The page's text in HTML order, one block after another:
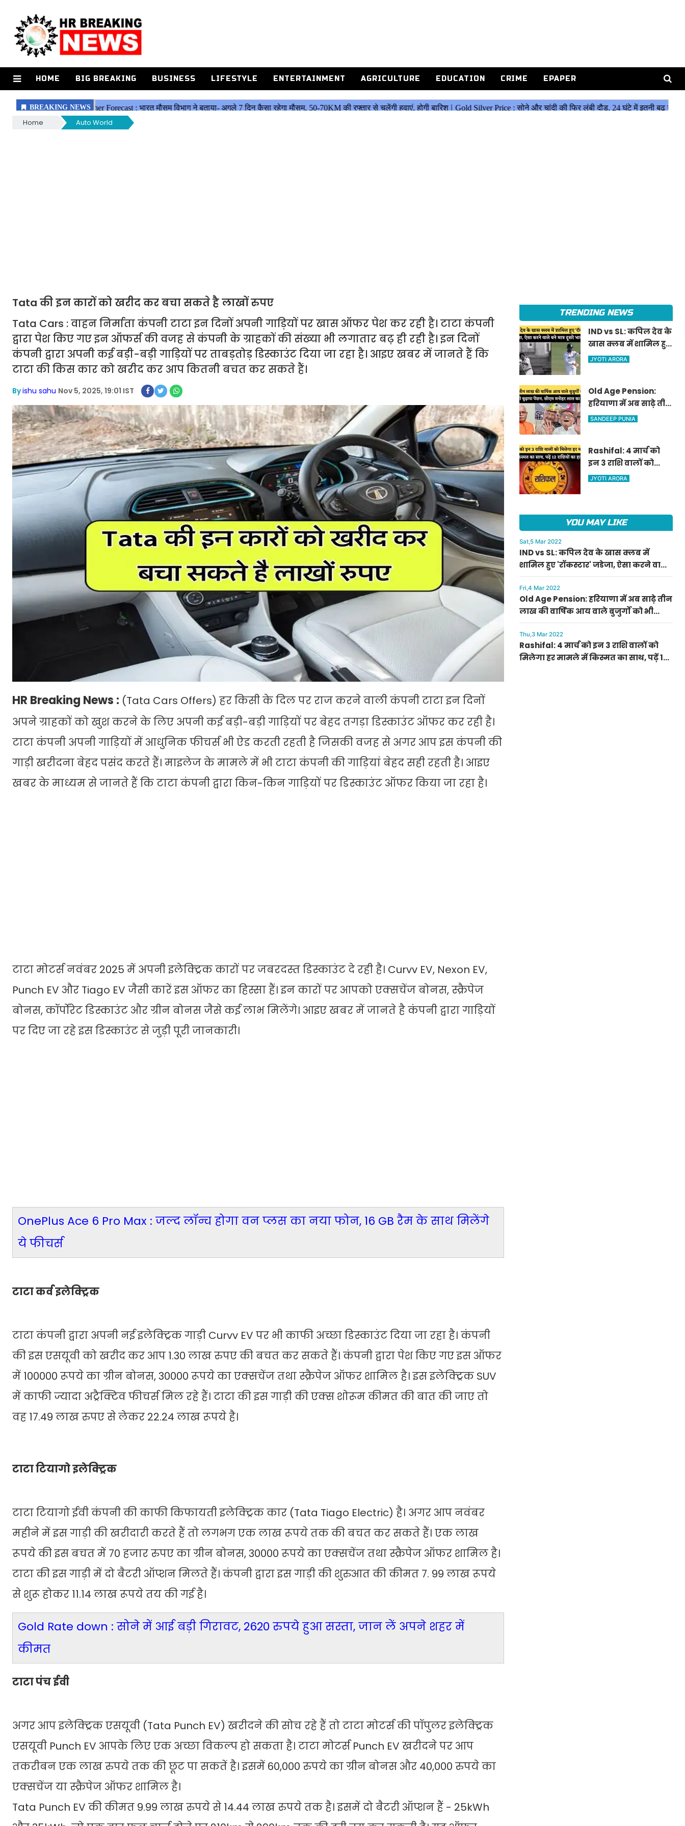
HOME BIG BREAKING BUSINESS LIFESTYLE ENTERTAINMENT AGRICULTURE EDUCATION CRIME EPAPER
Home Auto World
Tata की इन कारों को खरीद कर बचा सकते है लाखों रुपए
Tata Cars : वाहन निर्माता कंपनी टाटा इन दिनों अपनी गाड़ियों पर खास ऑफर पेश कर रही है। टाटा कंपनी
द्वारा पेश किए गए इन ऑफर्स की वजह से कंपनी के ग्राहकों की संख्या भी लगातार बढ़ ही रही है। इन दिनों
कंपनी द्वारा अपनी कई बड़ी-बड़ी गाड़ियों पर ताबड़तोड़ डिस्काउंट दिया जा रहा है। आइए खबर में जानते हैं कि
टाटा की किस कार को खरीद कर आप कितनी बचत कर सकते हैं।
Byishu sahu Nov 5, 2025, 19:01 IST
HR Breaking News : (Tata Cars Offers) हर किसी के दिल पर राज करने वाली कंपनी टाटा इन दिनों
अपने ग्राहकों को खुश करने के लिए अपनी कई बड़ी-बड़ी गाड़ियों पर बेहद तगड़ा डिस्काउंट ऑफर कर रही है।
टाटा कंपनी अपनी गाड़ियों में आधुनिक फीचर्स भी ऐड करती रहती है जिसकी वजह से अगर आप इस कंपनी की
गाड़ी खरीदना बेहद पसंद करते हैं। माइलेज के मामले में भी टाटा कंपनी की गाड़ियां बेहद सही रहती है। आइए
खबर के माध्यम से जानते हैं कि टाटा कंपनी द्वारा किन-किन गाड़ियों पर डिस्काउंट ऑफर किया जा रहा है।
टाटा मोटर्स नवंबर 2025 में अपनी इलेक्ट्रिक कारों पर जबरदस्त डिस्काउंट दे रही है। Curvv EV, Nexon EV,
Punch EV और Tiago EV जैसी कारें इस ऑफर का हिस्सा हैं। इन कारों पर आपको एक्सचेंज बोनस, स्क्रैपेज
बोनस, कॉर्पोरेट डिस्काउंट और ग्रीन बोनस जैसे कई लाभ मिलेंगे। आइए खबर में जानते है कंपनी द्वारा गाड़ियों
पर दिए जा रहे इस डिस्काउंट से जुड़ी पूरी जानकारी।
OnePlus Ace 6 Pro Max : जल्द लॉन्च होगा वन प्लस का नया फोन, 16 GB रैम के साथ मिलेंगे
ये फीचर्स
टाटा कर्व इलेक्ट्रिक
टाटा कंपनी द्वारा अपनी नई इलेक्ट्रिक गाड़ी Curvv EV पर भी काफी अच्छा डिस्काउंट दिया जा रहा है। कंपनी
की इस एसयूवी को खरीद कर आप 1.30 लाख रुपए की बचत कर सकते हैं। कंपनी द्वारा पेश किए गए इस ऑफर
में 100000 रूपये का ग्रीन बोनस, 30000 रूपये का एक्सचेंज तथा स्क्रैपेज ऑफर शामिल है। इस इलेक्ट्रिक SUV
में काफी ज्यादा अट्रैक्टिव फीचर्स मिल रहे हैं। टाटा की इस गाड़ी की एक्स शोरूम कीमत की बात की जाए तो
वह 17.49 लाख रुपए से लेकर 22.24 लाख रूपये है।
टाटा टियागो इलेक्ट्रिक
टाटा टियागो ईवी कंपनी की काफी किफायती इलेक्ट्रिक कार (Tata Tiago Electric) है। अगर आप नवंबर
महीने में इस गाड़ी की खरीदारी करते हैं तो लगभग एक लाख रूपये तक की बचत कर सकते हैं। एक लाख
रूपये की इस बचत में 70 हजार रुपए का ग्रीन बोनस, 30000 रूपये का एक्सचेंज तथा स्क्रैपेज ऑफर शामिल है।
टाटा की इस गाड़ी में दो बैटरी ऑप्शन मिलते हैं। कंपनी द्वारा इस गाड़ी की शुरुआत की कीमत 7. 99 लाख रूपये
से शुरू होकर 11.14 लाख रूपये तय की गई है।
Gold Rate down : सोने में आई बड़ी गिरावट, 2620 रुपये हुआ सस्ता, जान लें अपने शहर में
कीमत
टाटा पंच ईवी
अगर आप इलेक्ट्रिक एसयूवी (Tata Punch EV) खरीदने की सोच रहे हैं तो टाटा मोटर्स की पॉपुलर इलेक्ट्रिक
एसयूवी Punch EV आपके लिए एक अच्छा विकल्प हो सकता है। टाटा मोटर्स Punch EV खरीदने पर आप
तकरीबन एक लाख रुपये तक की छूट पा सकतें है। इसमें 60,000 रुपये का ग्रीन बोनस और 40,000 रुपये का
एक्सचेंज या स्क्रैपेज ऑफर शामिल है।
Tata Punch EV की कीमत 9.99 लाख रुपये से 14.44 लाख रुपये तक है। इसमें दो बैटरी ऑप्शन हैं - 25kWh
TRENDING NEWS
IND vs SL: कपिल देव के
खास क्लब में शामिल हुए
'रॉकस्टार' जडेजा, ऐसा
JYOTI ARORA
Old Age Pension:
हरियाणा में अब साढ़े तीन
लाख की वार्षिक आय
सीएम मनोहर लाल का
ऐलान
SANDEEP PUNIA
Rashifal: 4 मार्च को
इन 3 राशि वालों को
मिलेगा हर मामले में
JYOTI ARORA
YOU MAY LIKE
Sat,5 Mar 2022
IND vs SL: कपिल देव के खास क्लब में
शामिल हुए 'रॉकस्टार' जडेजा, ऐसा करने वाले
बने मात्र दूसरे भारतीय
Fri,4 Mar 2022
Old Age Pension: हरियाणा में अब साढ़े तीन
लाख की वार्षिक आय वाले बुजुर्गों को भी
मिलेगी बुढ़ापा पेंशन, सीएम मनोहर लाल का
ऐलान
Thu,3 Mar 2022
Rashifal: 4 मार्च को इन 3 राशि वालों को
मिलेगा हर मामले में किस्मत का साथ, पढ़ें 12